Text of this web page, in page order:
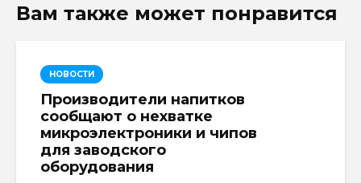
Вам также может понравится
НОВОСТИ
Производители напитков
сообщают о нехватке
микроэлектроники и чипов
для заводского
оборудования